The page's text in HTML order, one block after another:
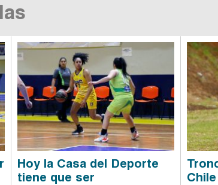
Hoy la Casa del Deporte
tiene que ser